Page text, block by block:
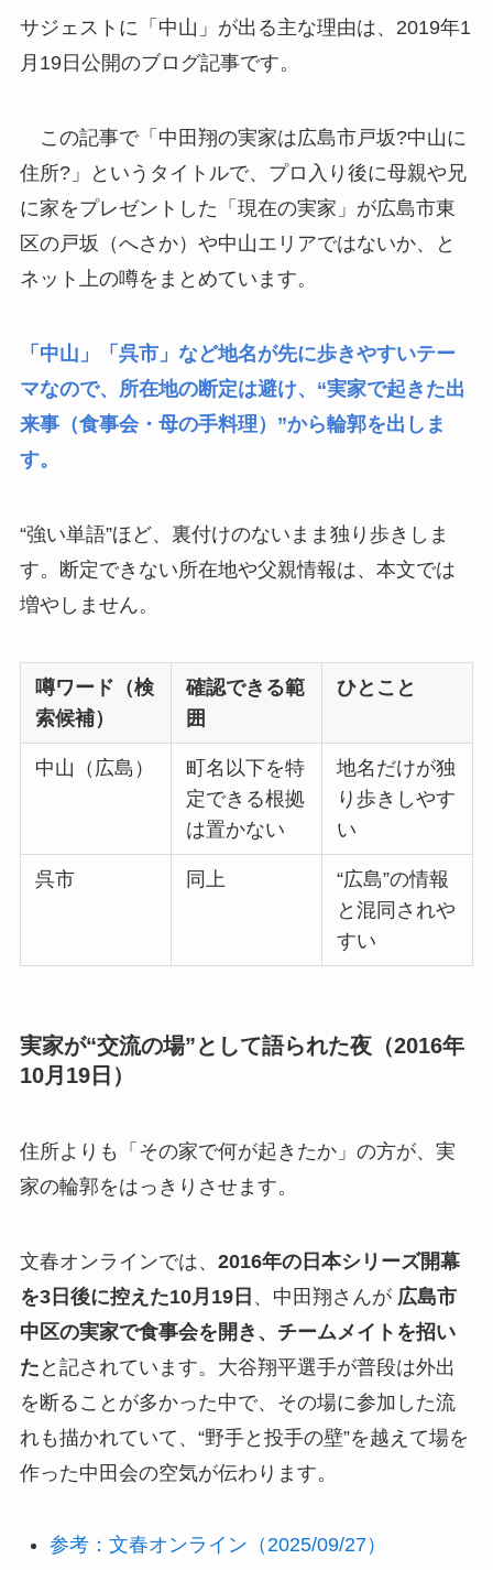
サジェストに「中山」が出る主な理由は、2019年1
月19日公開のブログ記事です。
この記事で「中田翔の実家は広島市戸坂?中山に
住所?」というタイトルで、プロ入り後に母親や兄
に家をプレゼントした「現在の実家」が広島市東
区の戸坂（へさか）や中山エリアではないか、と
ネット上の噂をまとめています。
「中山」「呉市」など地名が先に歩きやすいテー
マなので、所在地の断定は避け、“実家で起きた出
来事（食事会・母の手料理）”から輪郭を出しま
す。
“強い単語”ほど、裏付けのないまま独り歩きしま
す。断定できない所在地や父親情報は、本文では
増やしません。
噂ワード（検
索候補）
確認できる範
囲
ひとこと
中山（広島）
町名以下を特
定できる根拠
は置かない
地名だけが独
り歩きしやす
い
呉市 同上
“広島”の情報
と混同されや
すい
実家が“交流の場”として語られた夜（2016年
10月19日）
住所よりも「その家で何が起きたか」の方が、実
家の輪郭をはっきりさせます。
文春オンラインでは、 2016年の日本シリーズ開幕
を3日後に控えた10月19日 、中田翔さんが 広島市
中区の実家で食事会を開き、チームメイトを招い
た と記されています。大谷翔平選手が普段は外出
を断ることが多かった中で、その場に参加した流
れも描かれていて、“野手と投手の壁”を越えて場を
作った中田会の空気が伝わります。
参考：文春オンライン（2025/09/27）